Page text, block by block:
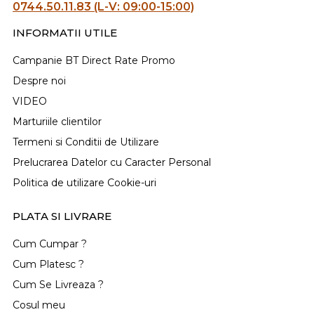
0744.50.11.83 (L-V: 09:00-15:00)
INFORMATII UTILE
Campanie BT Direct Rate Promo
Despre noi
VIDEO
Marturiile clientilor
Termeni si Conditii de Utilizare
Prelucrarea Datelor cu Caracter Personal
Politica de utilizare Cookie-uri
PLATA SI LIVRARE
Cum Cumpar ?
Cum Platesc ?
Cum Se Livreaza ?
Cosul meu